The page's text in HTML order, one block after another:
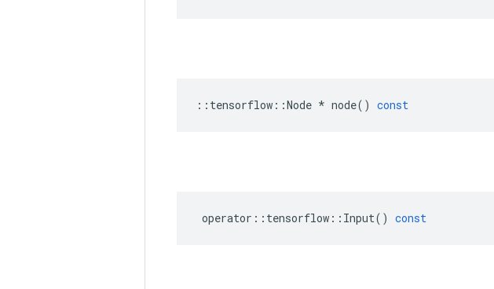
:: tensorflow ::Node * node() const
operator :: tensorflow :: Input() const